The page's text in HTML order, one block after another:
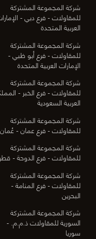
شركة المجموعة المشتركة
للمقاولات - فرع دبي -
العربية المتحدة
شركة المجموعة المشتركة
للمقاولات - فرع أبو ظبي -
الإمارات العربية المتحدة
شركة المجموعة المشتركة
للمقاولات - فرع الخبر -
العربية السعودية
شركة المجموعة المشتركة
للمقاولات - فرع عمان - عُمان
شركة المجموعة المشتركة
للمقاولات - فرع الدوحة - قطر
شركة المجموعة المشتركة
للمقاولات - فرع المنامة -
البحرين
شركة المجموعة المشتركة
السورية للمقاولات ذ.م.م. -
سوريا